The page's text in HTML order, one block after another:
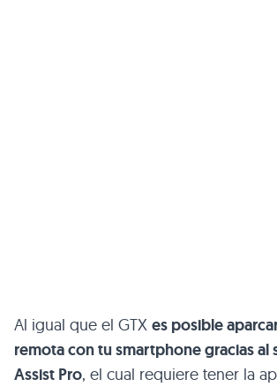
Al igual que el GTX es posible
remota con tu smartphone gracias al
Assist Pro, el cual requiere tener la